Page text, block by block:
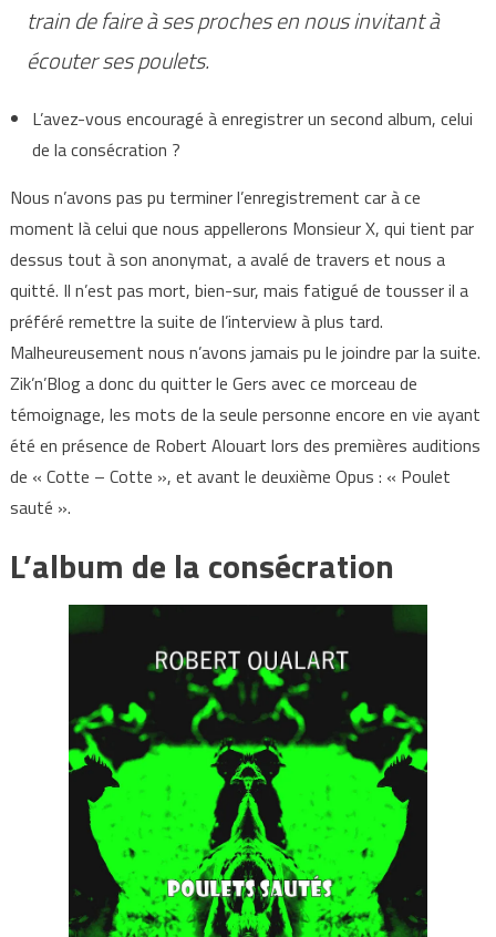
train de faire à ses proches en nous invitant à
écouter ses poulets.
L’avez-vous encouragé à enregistrer un second album, celui
de la consécration ?
Nous n’avons pas pu terminer l’enregistrement car à ce
moment là celui que nous appellerons Monsieur X, qui tient par
dessus tout à son anonymat, a avalé de travers et nous a
quitté. Il n’est pas mort, bien-sur, mais fatigué de tousser il a
préféré remettre la suite de l’interview à plus tard.
Malheureusement nous n’avons jamais pu le joindre par la suite.
Zik’n’Blog a donc du quitter le Gers avec ce morceau de
témoignage, les mots de la seule personne encore en vie ayant
été en présence de Robert Alouart lors des premières auditions
de « Cotte – Cotte », et avant le deuxième Opus : « Poulet
sauté ».
L’album de la consécration